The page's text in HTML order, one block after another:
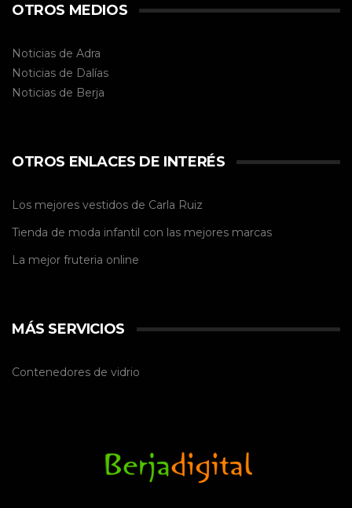
OTROS MEDIOS
Noticias de Adra
Noticias de Dalías
Noticias de Berja
OTROS ENLACES DE INTERÉS
Los mejores vestidos de Carla Ruiz
Tienda de moda infantil con las mejores marcas
La mejor fruteria online
MÁS SERVICIOS
Contenedores de vidrio